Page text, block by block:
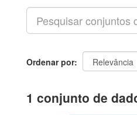
Ordenar por
1 conjunto de